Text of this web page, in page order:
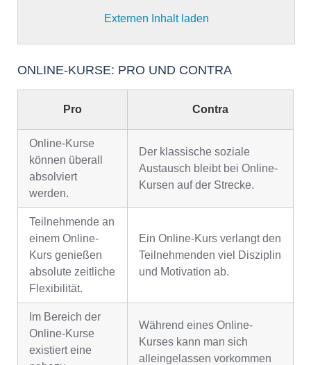
Externen Inhalt laden
ONLINE-KURSE: PRO UND CONTRA
Pro Contra
Online-Kurse
können überall
absolviert
werden.
Der klassische soziale
Austausch bleibt bei Online-
Kursen auf der Strecke.
Teilnehmende an
einem Online-
Kurs genießen
absolute zeitliche
Flexibilität.
Ein Online-Kurs verlangt den
Teilnehmenden viel Disziplin
und Motivation ab.
Im Bereich der
Online-Kurse
existiert eine
Während eines Online-
Kurses kann man sich
alleingelassen vorkommen